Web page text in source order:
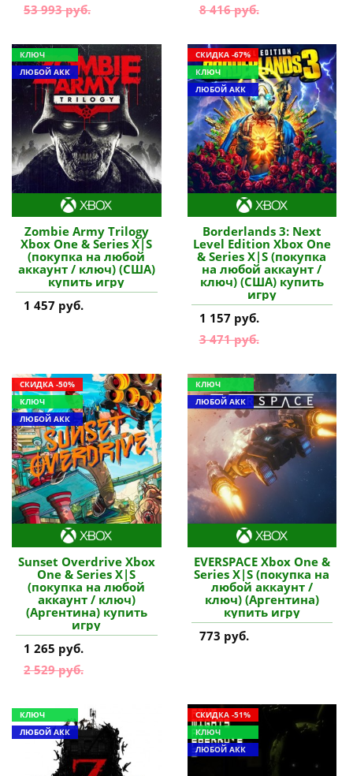
53 993 руб.
8 416 руб.
КЛЮЧ
ЛЮБОЙ АКК
Zombie Army Trilogy
Xbox One & Series X|S
(покупка на любой
аккаунт / ключ) (США)
купить игру
1 457 руб.
СКИДКА -67%
КЛЮЧ
ЛЮБОЙ АКК
Borderlands 3: Next
Level Edition Xbox One
& Series X|S (покупка
на любой аккаунт /
ключ) (США) купить
игру
1 157 руб.
3 471 руб.
СКИДКА -50%
КЛЮЧ
ЛЮБОЙ АКК
Sunset Overdrive Xbox
One & Series X|S
(покупка на любой
аккаунт / ключ)
(Аргентина) купить
игру
1 265 руб.
2 529 руб.
КЛЮЧ
ЛЮБОЙ АКК
EVERSPACE Xbox One &
Series X|S (покупка на
любой аккаунт /
ключ) (Аргентина)
купить игру
773 руб.
КЛЮЧ
ЛЮБОЙ АКК
СКИДКА -51%
КЛЮЧ
ЛЮБОЙ АКК